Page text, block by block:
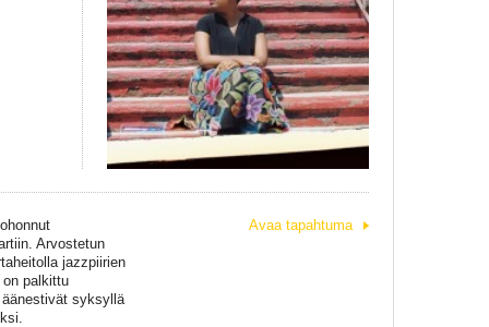
Arvostetun
jazzpiirien
palkittu
syksyllä
Avaa tapahtuma